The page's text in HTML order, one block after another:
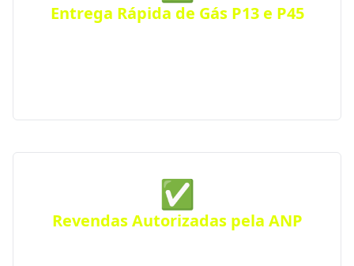
Entrega Rápida de Gás P13 e P45
✅
Revendas Autorizadas pela ANP